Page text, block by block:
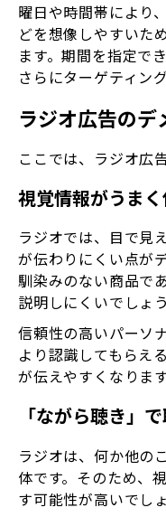
曜日や時間帯により
どを想像しやすいた
ます。期間を指定で
さらにターゲティン
ラジオ広告のデ
ここでは、ラジオ広
視覚情報がうま
ラジオでは、目で見
が伝わりにくい点が
馴染みのない商品で
説明しにくいでしょう
信頼性の高いパーソ
より認識してもらえ
が伝えやすくなります
「ながら聴き」
ラジオは、何か他の
体です。そのため、
す可能性が高いでしょ